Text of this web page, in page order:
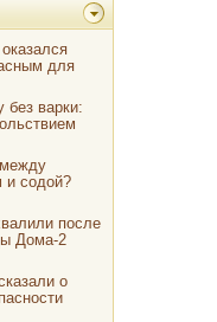
для
без варки:
и содой?
после
Дома-2
о